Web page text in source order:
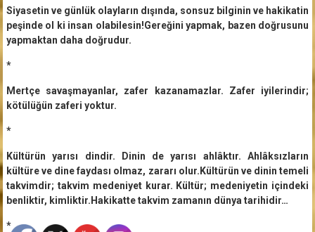
Siyasetin ve günlük olayların dışında, sonsuz bilginin ve hakikatin
peşinde ol ki insan olabilesin!Gereğini yapmak, bazen doğrusunu
yapmaktan daha doğrudur.
*
Mertçe savaşmayanlar, zafer kazanamazlar. Zafer iyilerindir;
kötülüğün zaferi yoktur.
*
Kültürün yarısı dindir. Dinin de yarısı ahlâktır. Ahlâksızların
kültüre ve dine faydası olmaz, zararı olur.Kültürün ve dinin temeli
takvimdir; takvim medeniyet kurar. Kültür; medeniyetin içindeki
benliktir, kimliktir.Hakikatte takvim zamanın dünya tarihidir…
*